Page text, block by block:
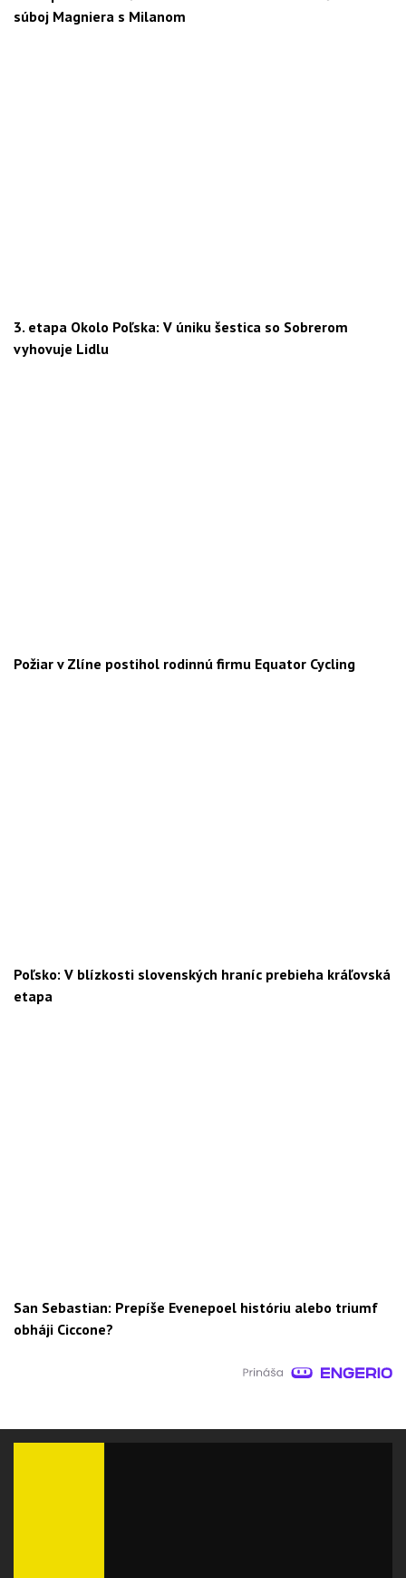
súboj Magniera s Milanom
3. etapa Okolo Poľska: V úniku šestica so Sobrerom
vyhovuje Lidlu
Požiar v Zlíne postihol rodinnú firmu Equator Cycling
Poľsko: V blízkosti slovenských hraníc prebieha kráľovská
etapa
San Sebastian: Prepíše Evenepoel históriu alebo triumf
obháji Ciccone?